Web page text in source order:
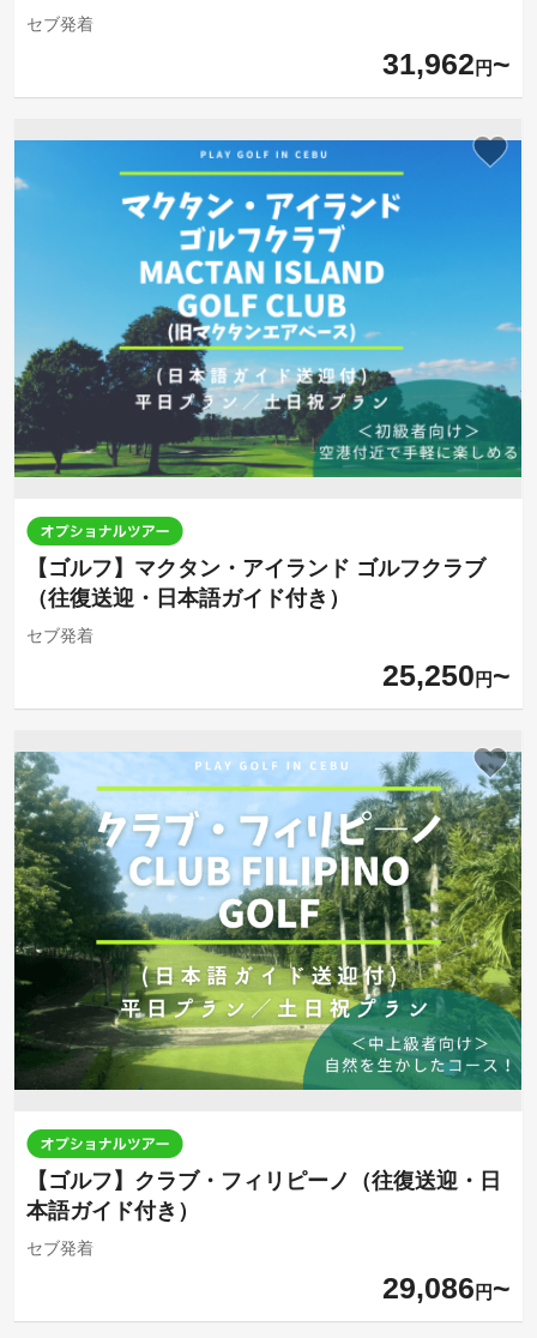
セブ発着
31,962 円
【ゴルフ】マクタン・アイランド ゴルフクラブ
（往復送迎・日本語ガイド付き）
セブ発着
25,250 円
【ゴルフ】クラブ・フィリピーノ（往復送迎・日
本語ガイド付き）
セブ発着
29,086 円